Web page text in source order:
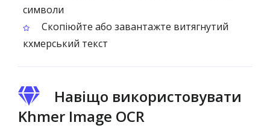
символи
Скопіюйте або завантажте витягнутий
кхмерський текст
Навіщо використовувати
Khmer Image OCR